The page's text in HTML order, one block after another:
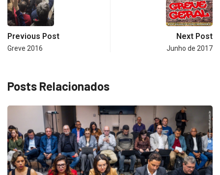
Previous Post
Greve 2016
Next Post
Junho de 2017
Posts Relacionados